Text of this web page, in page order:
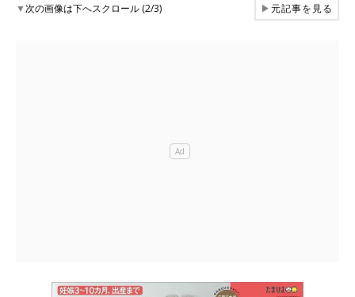
▼次の画像は下へスクロール (2/3) ▶元記事を見る